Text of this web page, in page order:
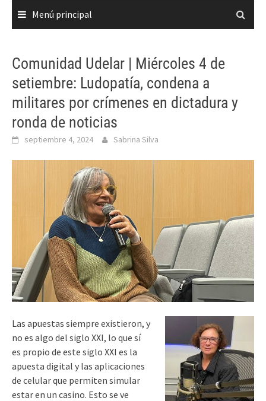
Menú principal
Comunidad Udelar | Miércoles 4 de
setiembre: Ludopatía, condena a
militares por crímenes en dictadura y
ronda de noticias
septiembre 4, 2024 Sabrina Silva
Las apuestas siempre existieron, y
no es algo del siglo XXI, lo que sí
es propio de este siglo XXI es la
apuesta digital y las aplicaciones
de celular que permiten simular
estar en un casino. Esto se ve